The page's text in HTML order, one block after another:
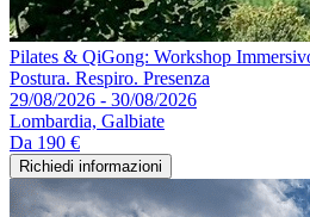
Pilates & QiGong: Workshop
Postura. Respiro. Presenza
29/08/2026 - 30/08/2026
Lombardia, Galbiate
Da 190 €
Richiedi informazioni